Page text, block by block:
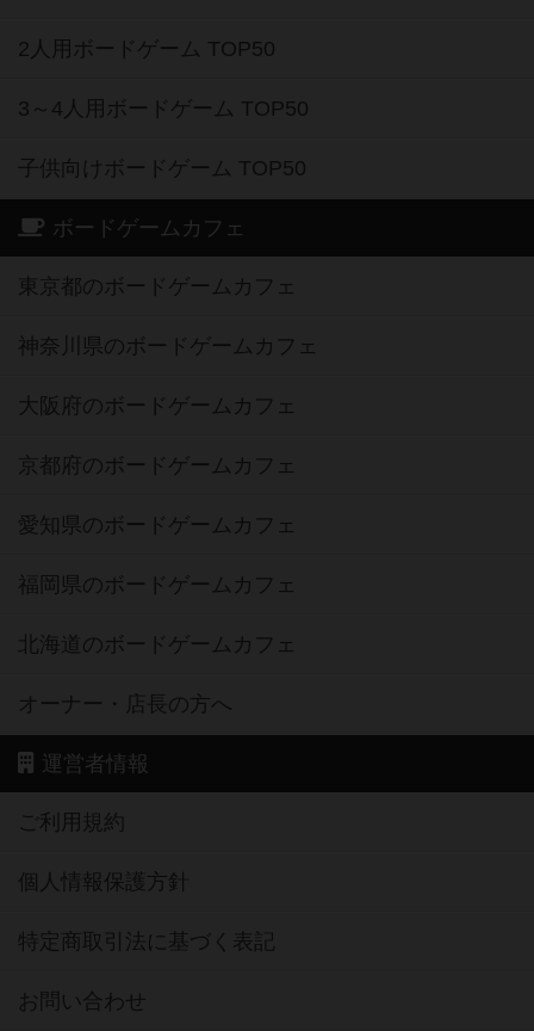
2人用ボードゲーム TOP50
3～4人用ボードゲーム TOP50
子供向けボードゲーム TOP50
ボードゲームカフェ
東京都のボードゲームカフェ
神奈川県のボードゲームカフェ
大阪府のボードゲームカフェ
京都府のボードゲームカフェ
愛知県のボードゲームカフェ
福岡県のボードゲームカフェ
北海道のボードゲームカフェ
オーナー・店長の方へ
運営者情報
ご利用規約
個人情報保護方針
特定商取引法に基づく表記
お問い合わせ